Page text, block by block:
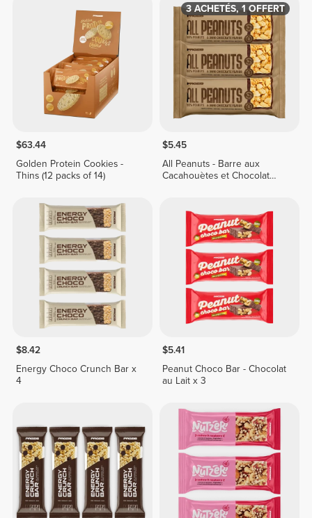
$63.44
Golden Protein Cookies -
Thins (12 packs of 14)
3 ACHETÉS, 1 OFFERT
$5.45
All Peanuts - Barre aux
Cacahouètes et Chocolat
$8.42
Energy Choco Crunch Bar x
4
$5.41
Peanut Choco Bar - Chocolat
au Lait x 3